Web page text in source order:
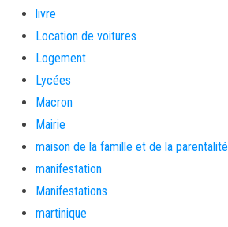
livre
Location de voitures
Logement
Lycées
Macron
Mairie
maison de la famille et de la parentalité
manifestation
Manifestations
martinique